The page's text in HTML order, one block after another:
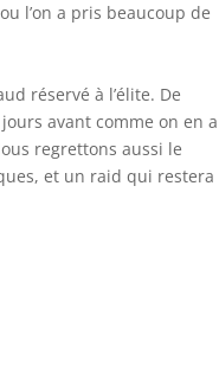
l’on a pris beaucoup de
réservé à l’élite. De
avant comme on en a
regrettons aussi le
et un raid qui restera